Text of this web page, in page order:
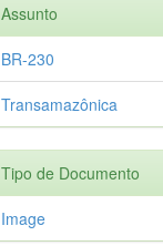
Assunto
BR-230
Transamazônica
Tipo de Documento
Image